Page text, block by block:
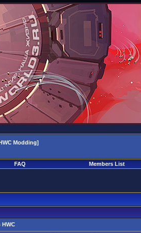
Modding]
FAQ Members List